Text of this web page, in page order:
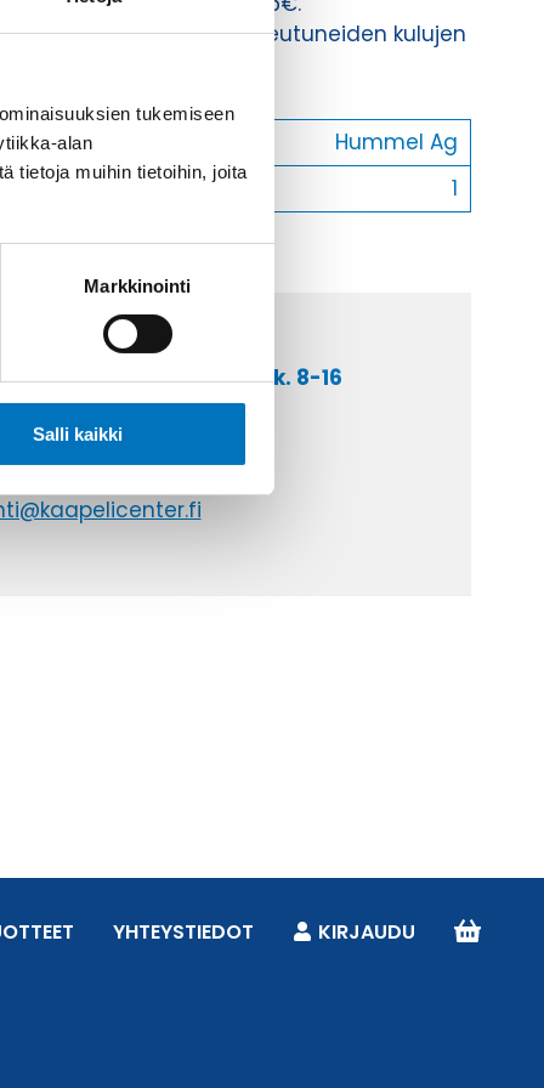
tukemiseen
alan
tietoja muihin tietoihin, joita
Markkinointi
Salli kaikki
35kg:n toimituskulut toteutuneiden kulujen
Valmistaja
Hummel Ag
Myyntierä
1
asiakaspalveluumme ark. 8-16
2252 260
YHTEYSTIEDOT KIRJAUDU